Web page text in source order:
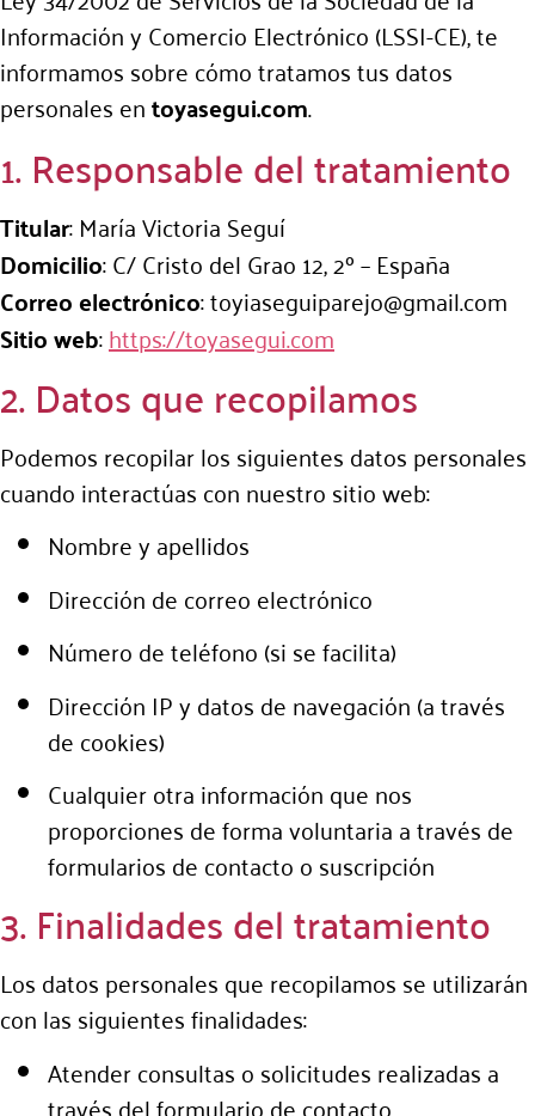
Información y Comercio Electrónico (LSSI-CE), te
informamos sobre cómo tratamos tus datos
personales entoyasegui.com.
1. Responsable del tratamiento
Titular: María Victoria Seguí
Domicilio: C/ Cristo del Grao 12, 2º – España
Correo electrónico:toyiaseguiparejo@gmail.com
Sitio web:https://toyasegui.com
2. Datos que recopilamos
Podemos recopilar los siguientes datos personales
cuando interactúas con nuestro sitio web:
Nombre y apellidos
Dirección de correo electrónico
Número de teléfono (si se facilita)
Dirección IP y datos de navegación (a través
de cookies)
Cualquier otra información que nos
proporciones de forma voluntaria a través de
formularios de contacto o suscripción
3. Finalidades del tratamiento
Los datos personales que recopilamos se utilizarán
con las siguientes finalidades:
Atender consultas o solicitudes realizadas a
través del formulario de contacto